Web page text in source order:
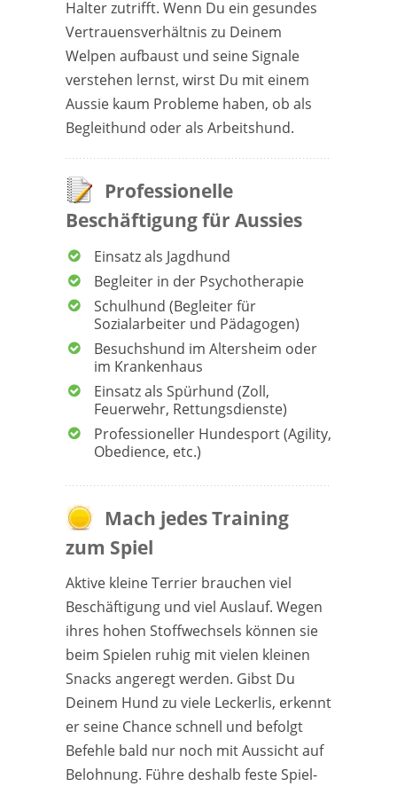
Halter zutrifft. Wenn Du ein gesundes
Vertrauensverhältnis zu Deinem
Welpen aufbaust und seine Signale
verstehen lernst, wirst Du mit einem
Aussie kaum Probleme haben, ob als
Begleithund oder als Arbeitshund.
Professionelle
Beschäftigung für Aussies
Einsatz als Jagdhund
Begleiter in der Psychotherapie
Schulhund (Begleiter für
Sozialarbeiter und Pädagogen)
Besuchshund im Altersheim oder
im Krankenhaus
Einsatz als Spürhund (Zoll,
Feuerwehr, Rettungsdienste)
Professioneller Hundesport (Agility,
Obedience, etc.)
Mach jedes Training
zum Spiel
Aktive kleine Terrier brauchen viel
Beschäftigung und viel Auslauf. Wegen
ihres hohen Stoffwechsels können sie
beim Spielen ruhig mit vielen kleinen
Snacks angeregt werden. Gibst Du
Deinem Hund zu viele Leckerlis, erkennt
er seine Chance schnell und befolgt
Befehle bald nur noch mit Aussicht auf
Belohnung. Führe deshalb feste Spiel-